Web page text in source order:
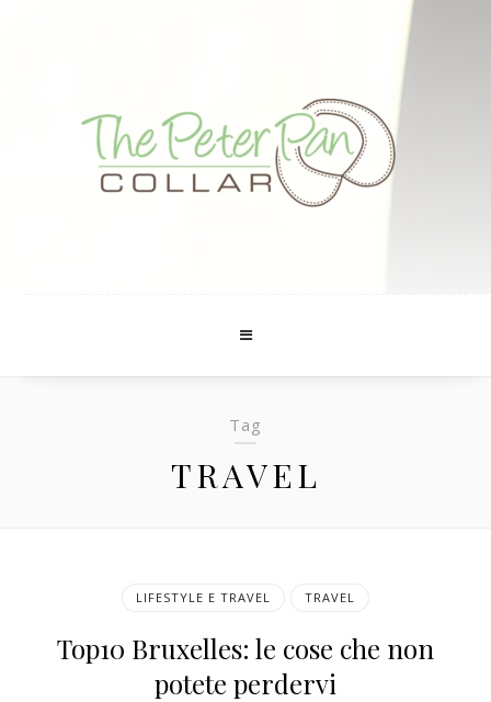
Tag
TRAVEL
LIFESTYLE E TRAVEL TRAVEL
Top10 Bruxelles: le cose che non
potete perdervi